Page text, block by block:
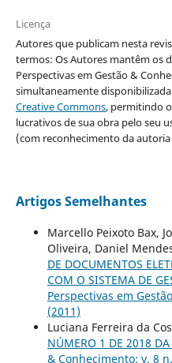
Licença
Autores que publicam nesta
termos: Os Autores mantêm os
Perspectivas em Gestão &
simultaneamente
Creative Commons, permitindo
lucrativos de sua obra pelo seu
(com reconhecimento da
Artigos Semelhantes
Marcello Peixoto Bax,
Oliveira, Daniel
DE DOCUMENTOS
COM O SISTEMA DE
Perspectivas em
(2011)
Luciana Ferreira da
NÚMERO 1 DE 2018 DA
& Conhecimento: v. 8